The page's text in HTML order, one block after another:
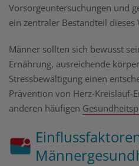
Vorsorgeuntersuchungen und
ein zentraler Bestandteil dieses
Männer sollten sich bewusst
Ernährung, ausreichende
Stressbewältigung einen
Prävention von Herz-Kreislauf-
anderen häufigen